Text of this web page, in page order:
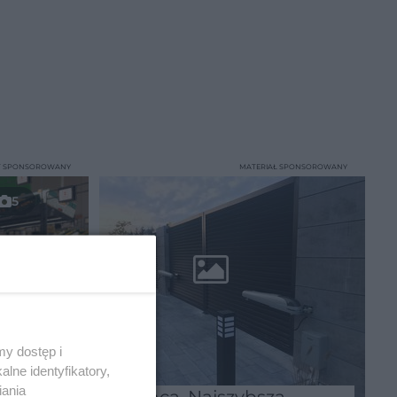
5
SPONSOROWANY MATERIAŁ SPONSOROWANY
dostęp i
identyfikatory,